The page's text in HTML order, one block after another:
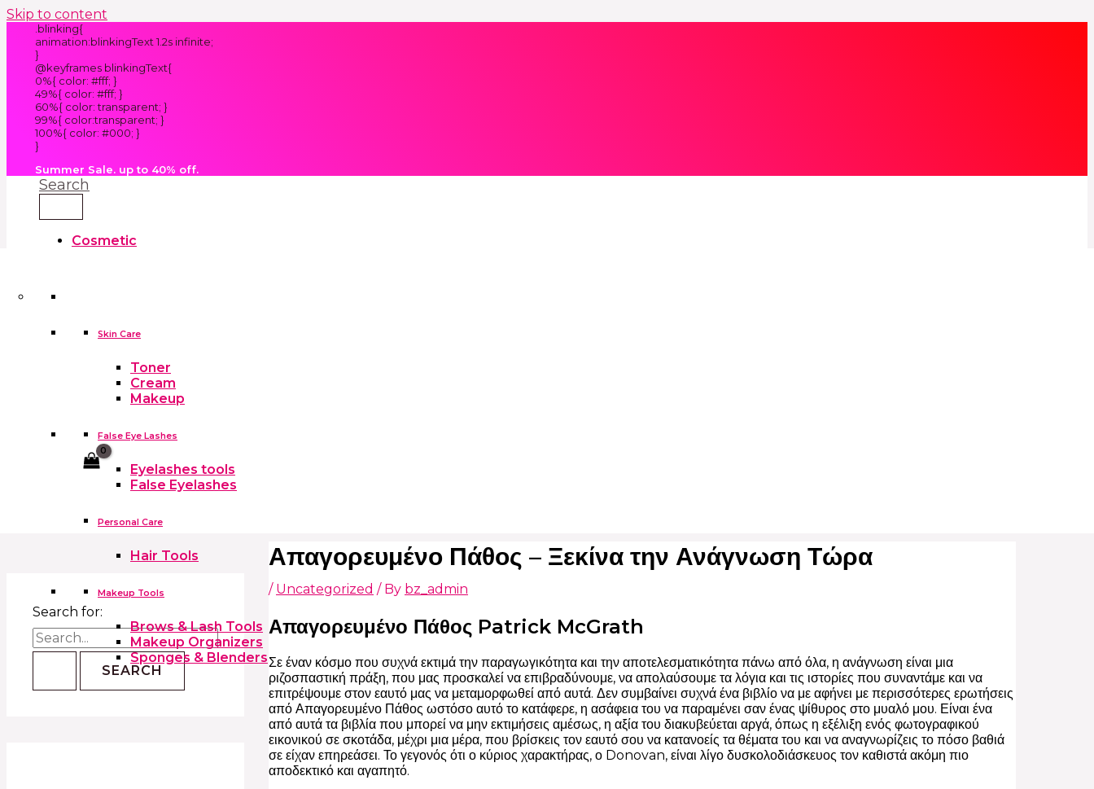
Skip to content
.blinking{
animation:blinkingText 1.2s infinite;
}
@keyframes blinkingText{
0%{ color: #fff; }
49%{ color: #fff; }
60%{ color: transparent; }
99%{ color:transparent; }
100%{ color: #000; }
}
Summer Sale. up to 40% off.
Search
Cosmetic
Skin Care
Toner
Cream
Makeup
False Eye Lashes
Eyelashes tools
False Eyelashes
Personal Care
Hair Tools
Makeup Tools
Brows & Lash Tools
Makeup Organizers
Sponges & Blenders
Household
Search for:
Απαγορευμένο Πάθος – Ξεκίνα την Ανάγνωση Τώρα
/ Uncategorized / By bz_admin
Απαγορευμένο Πάθος Patrick McGrath
Σε έναν κόσμο που συχνά εκτιμά την παραγωγικότητα και την αποτελεσματικότητα πάνω από όλα, η ανάγνωση είναι μια
ριζοσπαστική πράξη, που μας προσκαλεί να επιβραδύνουμε, να απολαύσουμε τα λόγια και τις ιστορίες που συναντάμε και να
επιτρέψουμε στον εαυτό μας να μεταμορφωθεί από αυτά. Δεν συμβαίνει συχνά ένα βιβλίο να με αφήνει με περισσότερες ερωτήσεις
από Απαγορευμένο Πάθος ωστόσο αυτό το κατάφερε, η ασάφεια του να παραμένει σαν ένας ψίθυρος στο μυαλό μου. Είναι ένα
από αυτά τα βιβλία που μπορεί να μην εκτιμήσεις αμέσως, η αξία του διακυβεύεται αργά, όπως η εξέλιξη ενός φωτογραφικού
εικονικού σε σκοτάδα, μέχρι μια μέρα, που βρίσκεις τον εαυτό σου να κατανοείς τα θέματα του και να αναγνωρίζεις το πόσο βαθιά
σε είχαν επηρεάσει. Το γεγονός ότι ο κύριος χαρακτήρας, ο Donovan, είναι λίγο δυσκολοδιάσκευος τον καθιστά ακόμη πιο
αποδεκτικό και αγαπητό.